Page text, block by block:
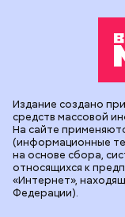
Издание создано
средств массовой
На сайте
(информационные
на основе сбора,
относящихся к
«Интернет»,
Федерации).